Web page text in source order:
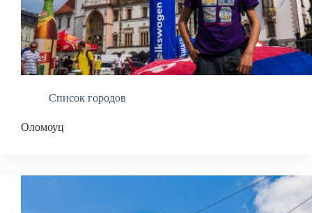
Список городов
Оломоуц